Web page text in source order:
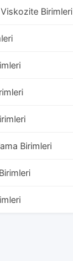
Birimleri
Birimleri